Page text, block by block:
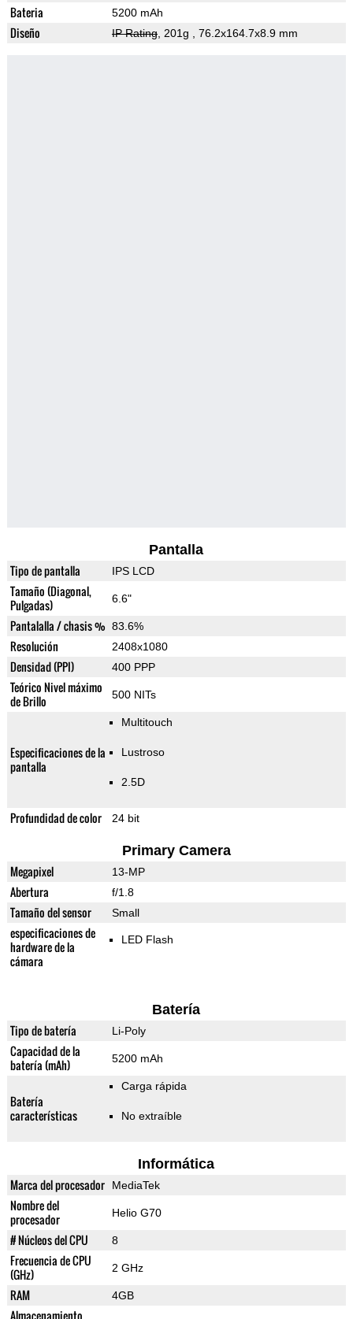
Bateria 5200 mAh
Diseño IP Rating, 201g , 76.2x164.7x8.9 mm
Pantalla
Tipo de pantalla IPS LCD
Tamaño (Diagonal,
Pulgadas)
6.6"
Pantalalla / chasis % 83.6%
Resolución 2408x1080
Densidad (PPI) 400 PPP
Teórico Nivel máximo
de Brillo
500 NITs
Especificaciones de la
pantalla
Multitouch
Lustroso
2.5D
Profundidad de color 24 bit
Primary Camera
Megapixel 13-MP
Abertura f/1.8
Tamaño del sensor Small
especificaciones de
hardware de la
cámara
LED Flash
Batería
Tipo de batería Li-Poly
Capacidad de la
batería (mAh)
5200 mAh
Batería
características
Carga rápida
No extraíble
Informática
Marca del procesador MediaTek
Nombre del
procesador
Helio G70
# Núcleos del CPU 8
Frecuencia de CPU
(GHz)
2 GHz
RAM 4GB
Almacenamiento